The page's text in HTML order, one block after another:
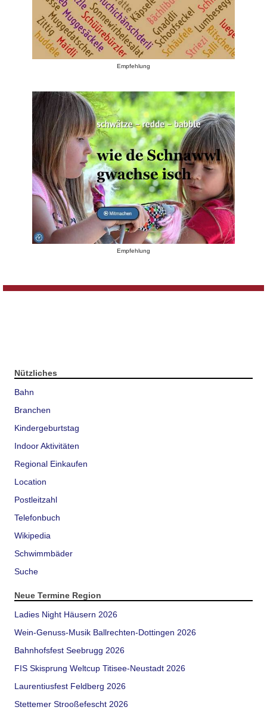
Empfehlung
Empfehlung
Nützliches
Bahn
Branchen
Kindergeburtstag
Indoor Aktivitäten
Regional Einkaufen
Location
Postleitzahl
Telefonbuch
Wikipedia
Schwimmbäder
Suche
Neue Termine Region
Ladies Night Häusern 2026
Wein-Genuss-Musik Ballrechten-Dottingen 2026
Bahnhofsfest Seebrugg 2026
FIS Skisprung Weltcup Titisee-Neustadt 2026
Laurentiusfest Feldberg 2026
Stettemer Strooßefescht 2026